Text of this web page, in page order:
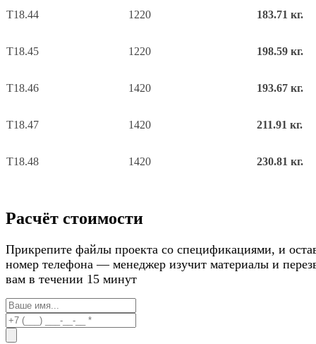
Т18.44 1220 183.71 кг.
Т18.45 1220 198.59 кг.
Т18.46 1420 193.67 кг.
Т18.47 1420 211.91 кг.
Т18.48 1420 230.81 кг.
Расчёт стоимости
Прикрепите файлы проекта со спецификациями, и
номер телефона — менеджер изучит материалы и
вам в течении 15 минут